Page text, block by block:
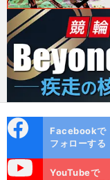
ok
Facebookで
フォローする
YouTubeで